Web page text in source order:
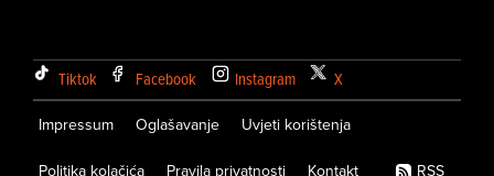
Tiktok Facebook Instagram X
Impressum Oglašavanje Uvjeti korištenja
Politika kolačića Pravila privatnosti Kontakt RSS